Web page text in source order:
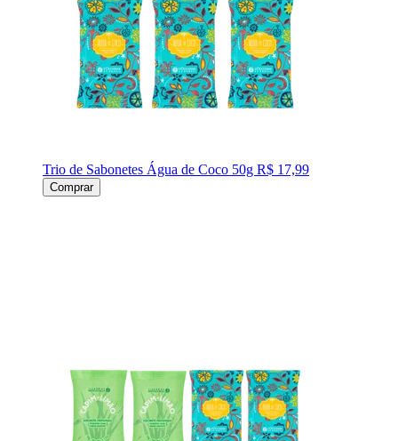
Trio de Sabonetes Água de Coco 50g R$ 17,99
Comprar